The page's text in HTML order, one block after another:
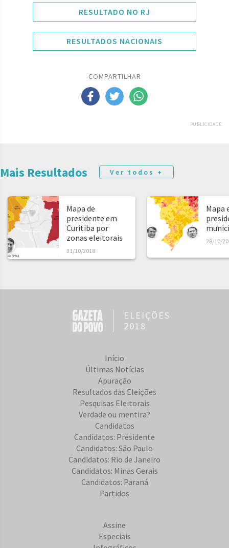
RESULTADO NO RJ
RESULTADOS NACIONAIS
COMPARTILHAR
PUBLICIDADE
Mais Resultados Ver todos +
Mapa de
presidente em
Curitiba por
zonas eleitorais
31/10/2018
Mapa
28/10/
ELEIÇÕES
2018
Início
Últimas Notícias
Apuração
Resultados das Eleições
Pesquisas Eleitorais
Verdade ou mentira?
Candidatos
Candidatos: Presidente
Candidatos: São Paulo
Candidatos: Rio de Janeiro
Candidatos: Minas Gerais
Candidatos: Paraná
Partidos
Assine
Especiais